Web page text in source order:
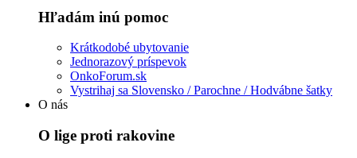
Hľadám inú pomoc
Krátkodobé ubytovanie
Jednorazový príspevok
OnkoForum.sk
Vystrihaj sa Slovensko / Parochne / Hodvábne šatky
O nás
O lige proti rakovine